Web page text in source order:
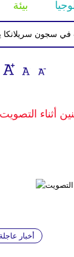
بيئة
يودي بحياة 3 سجناء ويصيب 23
أثناء التصويت
أخبار عاجلة